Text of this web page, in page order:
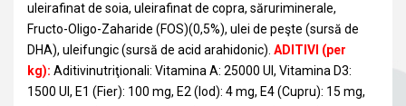
uleirafinat de soia, uleirafinat de copra, săruriminerale,
Fructo-Oligo-Zaharide (FOS)(0,5%), ulei de peşte (sursă de
DHA), uleifungic (sursă de acid arahidonic). ADITIVI (per
kg): Aditivinutriţionali: Vitamina A: 25000 UI, Vitamina D3:
1500 UI, E1 (Fier): 100 mg, E2 (Iod): 4 mg, E4 (Cupru): 15 mg,